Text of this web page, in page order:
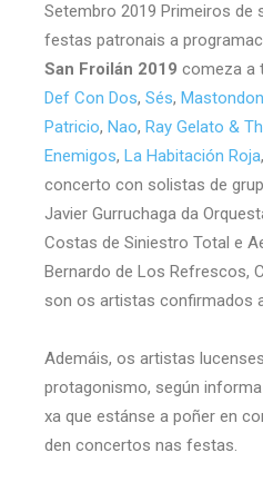
Setembro 2019 Primeiros de
festas patronais a
San Froilán 2019 comeza a
Def Con Dos, Sés,
Patricio, Nao, Ray Gelato &
Enemigos, La Habitación Roja,
concerto con solistas de
Javier Gurruchaga da
Costas de Siniestro Total e
Bernardo de Los Refrescos,
son os artistas confirmados
Ademáis, os artistas
protagonismo, según
xa que estánse a poñer en
den concertos nas festas.